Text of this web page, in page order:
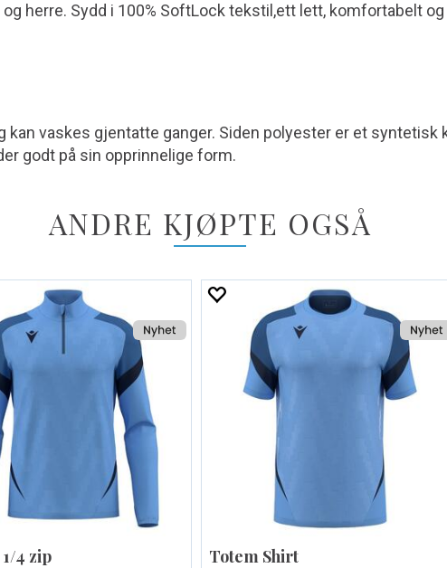
herre. Sydd i 100% SoftLock tekstil,ett lett, komfortabelt
vaskes gjentatte ganger. Siden polyester er et syntetisk
godt på sin opprinnelige form.
ANDRE KJØPTE OGSÅ
4 zip Totem Shirt